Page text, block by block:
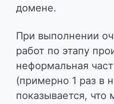
домене.
При выполнении
работ по этапу
неформальная
(примерно 1 раз в
показывается, что